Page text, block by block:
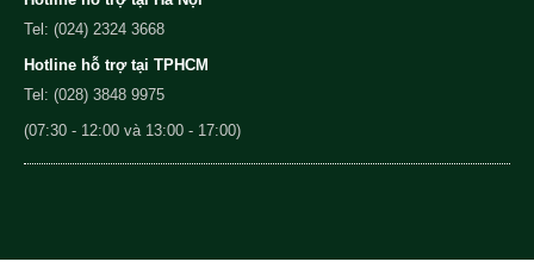
Tel: (024) 2324 3668
Hotline hỗ trợ tại TPHCM
Tel: (028) 3848 9975
(07:30 - 12:00 và 13:00 - 17:00)